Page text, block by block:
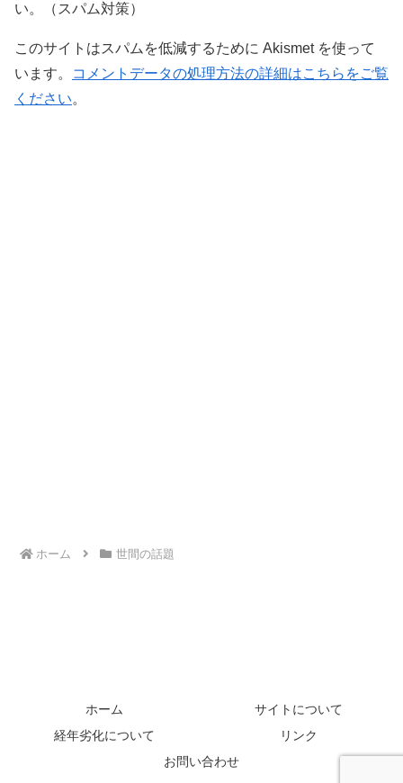
い。（スパム対策）
このサイトはスパムを低減するために Akismet を使って
います。
コメントデータの処理方法の詳細はこちらをご覧
ください。
ホーム 世間の話題
ホーム
サイトについて
経年劣化について
リンク
お問い合わせ